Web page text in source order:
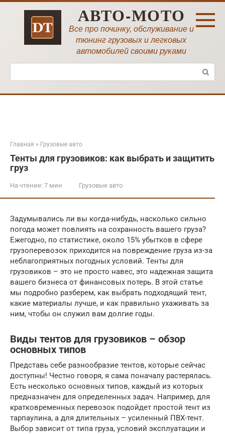
Перейти
АВТО-МОТО
Все про починку, обслуживание и
тюнинг грузовых и легковых
автомобилей своими руками
Поиск:
Главная » Грузовые авто
Тенты для грузовиков: как выбрать и защитить
груз
На чтение: 7 мин Грузовые авто
Задумывались ли вы когда-нибудь, насколько сильно
погода может повлиять на сохранность вашего груза?
Ежегодно, по статистике, около 15% убытков в сфере
грузоперевозок приходится на повреждение груза из-за
неблагоприятных погодных условий. Тенты для
грузовиков – это не просто навес, это надежная защита
вашего бизнеса от финансовых потерь. В этой статье
мы подробно разберем, как выбрать подходящий тент,
какие материалы лучше, и как правильно ухаживать за
ним, чтобы он служил вам долгие годы.
Виды тентов для грузовиков – обзор
основных типов
Представь себе разнообразие тентов, которые сейчас
доступны! Честно говоря, я сама поначалу растерялась.
Есть несколько основных типов, каждый из которых
предназначен для определенных задач. Например, для
кратковременных перевозок подойдет простой тент из
тарпаулина, а для длительных – усиленный ПВХ-тент.
Выбор зависит от типа груза, условий эксплуатации и